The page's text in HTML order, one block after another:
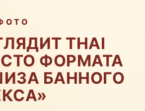
THAI
ФОРМАТА
БАННОГО